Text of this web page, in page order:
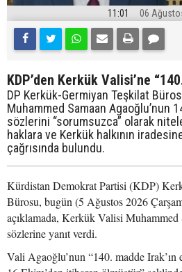
11:01 06
KDP’den Kerkük Valisi’ne
DP Kerkük-Germiyan Teşkilat
Muhammed Samaan Agaoğlu’nun
sözlerini “sorumsuzca” olarak
haklara ve Kerkük halkının
çağrısında bulundu.
Kürdistan Demokrat Partisi (KDP)
Bürosu, bugün (5 Ağustos 2026
açıklamada, Kerkük Valisi Muhammed
sözlerine yanıt verdi.
Vali Agaoğlu’nun “140. madde Irak’ın